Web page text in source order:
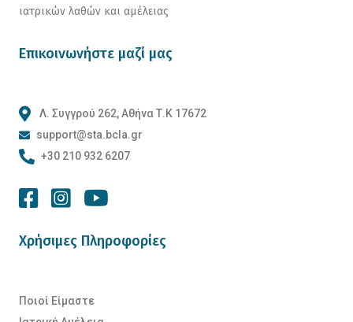
ιατρικών λαθών και αμέλειας
Επικοινωνήστε μαζί μας
Λ. Συγγρού 262, Αθήνα Τ.Κ 17672
support@sta.bcla.gr
+30 210 932 6207
Χρήσιμες Πληροφορίες
Ποιοί Είμαστε